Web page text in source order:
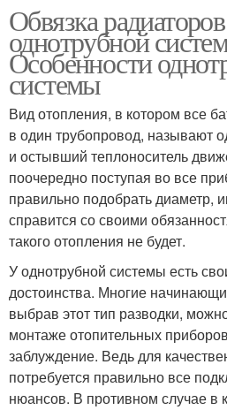
Обвязка
однотрубной
Особенности
системы
Вид отопления, в котором все
в один трубопровод, называют
и остывший теплоноситель
поочередно поступая во все
правильно подобрать диаметр,
справится со своими
такого отопления не будет.
У однотрубной системы есть
достоинства. Многие
выбрав этот тип разводки,
монтаже отопительных
заблуждение. Ведь для
потребуется правильно все
нюансов. В противном случае в